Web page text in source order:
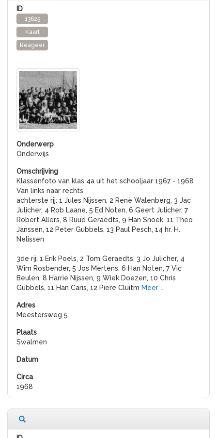
13625
Kaart
Reageer
Onderwijs
Klassenfoto van klas 4a uit het schooljaar 1967 - 1968
Van links naar rechts
achterste rij: 1 Jules Nijssen, 2 Renè Walenberg, 3 Jac
Julicher, 4 Rob Laane, 5 Ed Noten, 6 Geert Julicher, 7
Robert Allers, 8 Ruud Geraedts, 9 Han Snoek, 11 Theo
Janssen, 12 Peter Gubbels, 13 Paul Pesch, 14 hr. H.
Nelissen
3de rij: 1 Erik Poels, 2 Tom Geraedts, 3 Jo Julicher, 4
Wim Rosbender, 5 Jos Mertens, 6 Han Noten, 7 Vic
Beulen, 8 Harrie Nijssen, 9 Wiek Doezen, 10 Chris
Gubbels, 11 Han Caris, 12 Piere Cluitm Meer ...
Meestersweg 5
Swalmen
1968